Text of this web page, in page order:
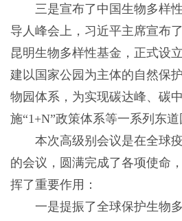
三是宣布了中国生物多样性
导人峰会上，习近平主席宣布
昆明生物多样性基金，正式设
建以国家公园为主体的自然保
物园体系，为实现碳达峰、碳
施“1+N”政策体系等一系列东道
本次高级别会议是在全球疫
的会议，圆满完成了各项使命
挥了重要作用：
一是提振了全球保护生物多